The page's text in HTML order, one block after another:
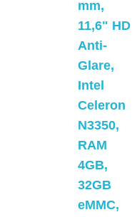
mm,
11,6" HD
Anti-
Glare,
Intel
Celeron
N3350,
RAM
4GB,
32GB
eMMC,